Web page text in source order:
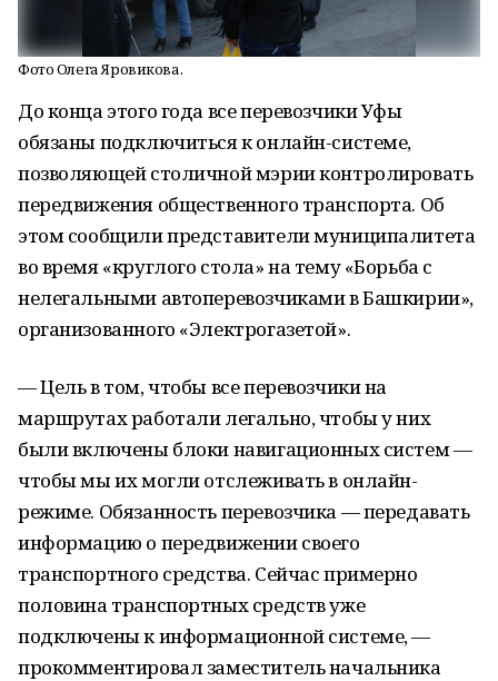
Фото Олега Яровикова.
До конца этого года все перевозчики Уфы
обязаны подключиться к онлайн-системе,
позволяющей столичной мэрии контролировать
передвижения общественного транспорта. Об
этом сообщили представители муниципалитета
во время «круглого стола» на тему «Борьба с
нелегальными автоперевозчиками в Башкирии»,
организованного «Электрогазетой».
— Цель в том, чтобы все перевозчики на
маршрутах работали легально, чтобы у них
были включены блоки навигационных систем —
чтобы мы их могли отслеживать в онлайн-
режиме. Обязанность перевозчика — передавать
информацию о передвижении своего
транспортного средства. Сейчас примерно
половина транспортных средств уже
подключены к информационной системе, —
прокомментировал заместитель начальника